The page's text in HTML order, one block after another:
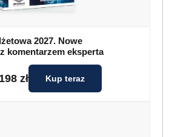
2027. Nowe
komentarzem eksperta
198 zł Kup teraz